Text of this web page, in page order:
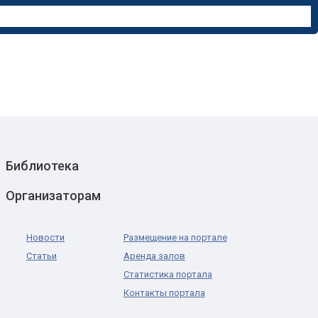
Библиотека
Новости
Статьи
Организаторам
Размещение на портале
Аренда залов
Статистика портала
Контакты портала